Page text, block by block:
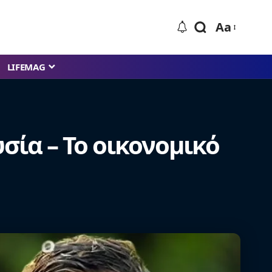
Aa
LIFEMAG
– Το οικονομικό